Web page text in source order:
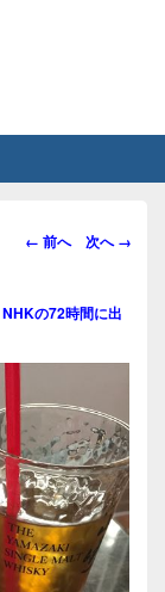
画
ビ
ー
ョ
ン
← 前へ 次へ →
NHKの72時間に出